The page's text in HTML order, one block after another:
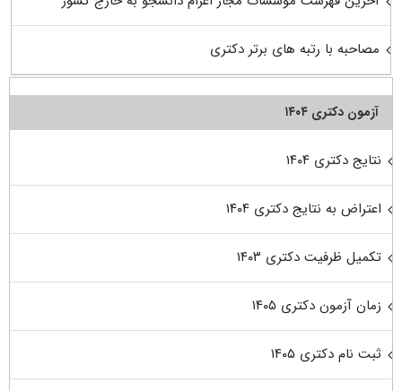
مصاحبه با رتبه های برتر دکتری
آزمون دکتری ۱۴۰۴
نتایج دکتری ۱۴۰۴
اعتراض به نتایج دکتری ۱۴۰۴
تکمیل ظرفیت دکتری ۱۴۰۳
زمان آزمون دکتری ۱۴۰۵
ثبت نام دکتری ۱۴۰۵